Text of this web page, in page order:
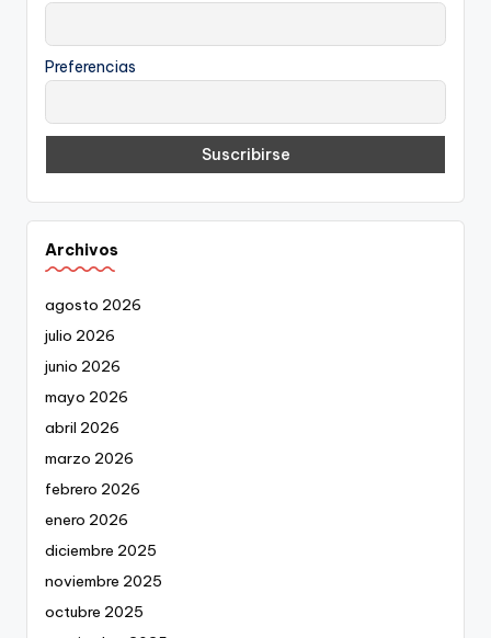
Preferencias
Archivos
agosto 2026
julio 2026
junio 2026
mayo 2026
abril 2026
marzo 2026
febrero 2026
enero 2026
diciembre 2025
noviembre 2025
octubre 2025